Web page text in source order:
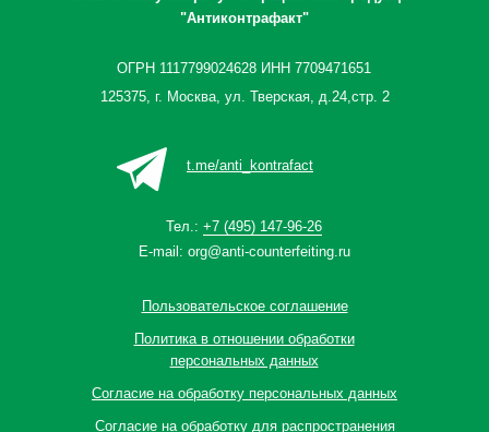
"Антиконтрафакт"
125375, г. Москва, ул. Тверская, д.24,стр. 2
Тел.: +7 (495) 147-96-26
E-mail: org@anti-counterfeiting.ru
ОГРН 1117799024628 ИНН 7709471651
Согласие на обработку персональных данных
Политика в отношении обработки
персональных данных
t.me/anti_kontrafact
Пользовательское соглашение
Согласие на обработку для распространения